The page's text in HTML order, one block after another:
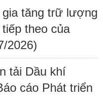
tăng trữ lượng
theo của
2026)
tải Dầu khí
cáo Phát triển